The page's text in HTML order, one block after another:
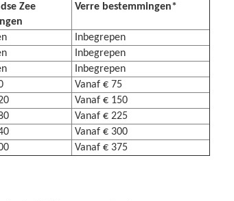
Zee
Verre bestemmingen*
Inbegrepen
Inbegrepen
Inbegrepen
Vanaf € 75
Vanaf € 150
Vanaf € 225
Vanaf € 300
Vanaf € 375